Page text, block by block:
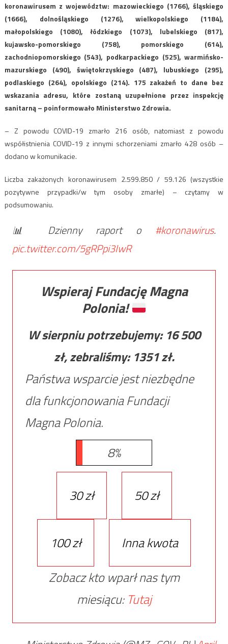
koronawirusem z województw: mazowieckiego (1766), śląskiego
(1666), dolnośląskiego (1276), wielkopolskiego (1184),
małopolskiego (1080), łódzkiego (1073), lubelskiego (817),
kujawsko-pomorskiego (758), pomorskiego (614),
zachodniopomorskiego (543), podkarpackiego (525), warmińsko-
mazurskiego (490), świętokrzyskiego (487), lubuskiego (295),
podlaskiego (264), opolskiego (214). 175 zakażeń to dane bez
wskazania adresu, które zostaną uzupełnione przez inspekcję
sanitarną – poinformowało Ministerstwo Zdrowia.
– Z powodu COVID-19 zmarło 216 osób, natomiast z powodu
współistnienia COVID-19 z innymi schorzeniami zmarło 428 osób –
dodano w komunikacie.
Liczba zakażonych koronawirusem 2.599.850 / 59.126 (wszystkie
pozytywne przypadki/w tym osoby zmarłe) – czytamy w
podsumowaniu.
📊 Dzienny raport o #koronawirus.
pic.twitter.com/5gRPpi3IwR
Wspieraj Fundację Magna
Polonia!
W sierpniu potrzebujemy: 16 500
zł, zebraliśmy: 1351zł.
Państwa wsparcie jest niezbędne
dla funkcjonowania Fundacji
Magna Polonia.
8%
30 zł 50 zł
100 zł
Inna kwota
Zobacz kto wparł nas tym
miesiącu: Tutaj